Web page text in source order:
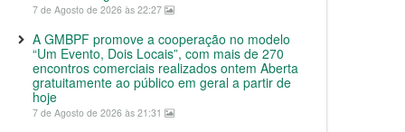
7 de Agosto de 2026 às 22:27
A GMBPF promove a cooperação no modelo
“Um Evento, Dois Locais”, com mais de 270
encontros comerciais realizados ontem Aberta
gratuitamente ao público em geral a partir de
hoje
7 de Agosto de 2026 às 21:31